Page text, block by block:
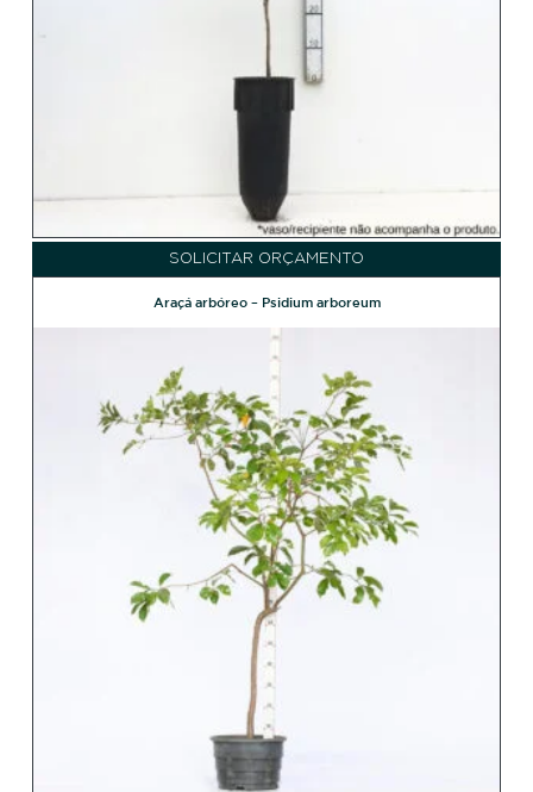
SOLICITAR ORÇAMENTO
Araçá arbóreo – Psidium arboreum